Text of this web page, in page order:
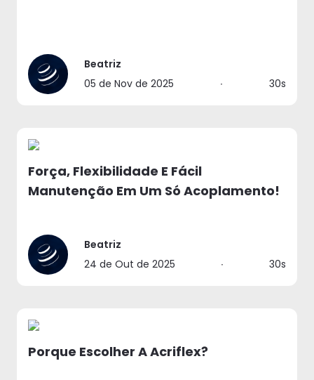
Beatriz
05 de Nov de 2025
∙ 30s
Força, Flexibilidade E Fácil
Manutenção Em Um Só Acoplamento!
Beatriz
24 de Out de 2025
∙ 30s
Porque Escolher A Acriflex?